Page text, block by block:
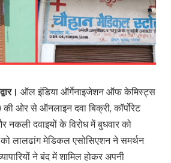
ऑल इंडिया ऑर्गेनाइजेशन ऑफ केमिस्ट्स
ओर से ऑनलाइन दवा बिक्री, कॉर्पोरेट
नकली दवाइयों के विरोध में बुधवार को
को लालढांग मेडिकल एसोसिएशन ने समर्थन
ने बंद में शामिल होकर अपनी